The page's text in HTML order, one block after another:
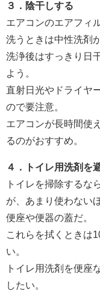
３．陰干しする
エアコンのエアフィ
洗うときは中性洗剤
洗浄後はすっきり日
よう。
直射日光やドライヤ
ので要注意。
エアコンが長時間使
るのがおすすめ。
４．トイレ用洗剤を
トイレを掃除するな
が、あまり使わない
便座や便器の蓋だ。
これらを拭くときは
い。
トイレ用洗剤を便座
したい。